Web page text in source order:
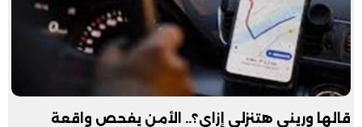
قالها وريني هتنزلي إزاي؟.. الأمن يفحص واقعة